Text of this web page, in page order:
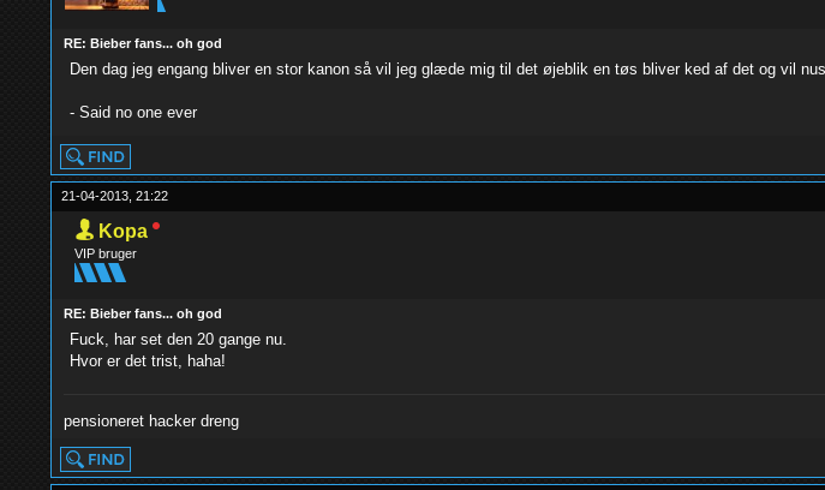
RE: Bieber fans... oh god
Den dag jeg engang bliver en stor kanon så vil jeg glæde mig til det øjeblik en tøs bliver ked af det og vil
- Said no one ever
21-04-2013, 21:22
Kopa
VIP bruger
RE: Bieber fans... oh god
Fuck, har set den 20 gange nu.
Hvor er det trist, haha!
pensioneret hacker dreng